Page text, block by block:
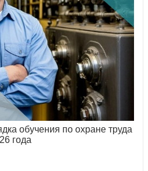
обучения по охране труда
года